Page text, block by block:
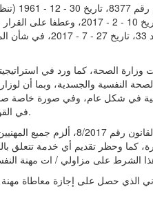
وجاء
2017، والمنشور في
النفسية والجسدية، وبما أن
في شكل عام، وفي صورة خاصة
في القوانين المرعية الإجراء، وبخاصة القانون رقم 8/2017.
لذلك تذكر وزارة الصحة العامة
كما وحظر تقديم أي خدمة
هذا الشرط على مزاولي / ات مهنة
الذي حصل على إجازة معاطاة مهنة